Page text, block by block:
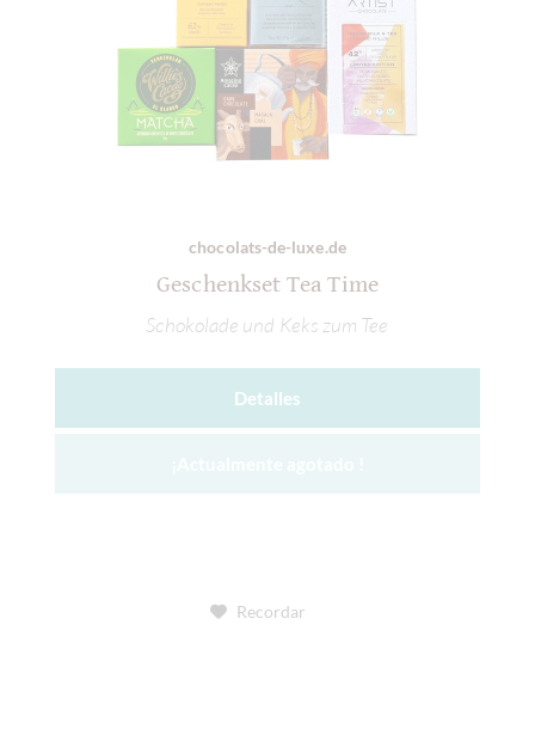
chocolats-de-luxe.de
Geschenkset Tea Time
Schokolade und Keks zum Tee
Detalles
Recordar